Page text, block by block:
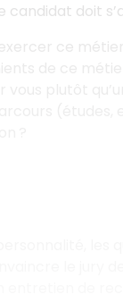
candidat doit